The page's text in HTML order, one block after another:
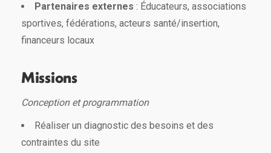
Partenaires externes : Éducateurs, associations
sportives, fédérations, acteurs santé/insertion,
financeurs locaux
Missions
Conception et programmation
Réaliser un diagnostic des besoins et des
contraintes du site